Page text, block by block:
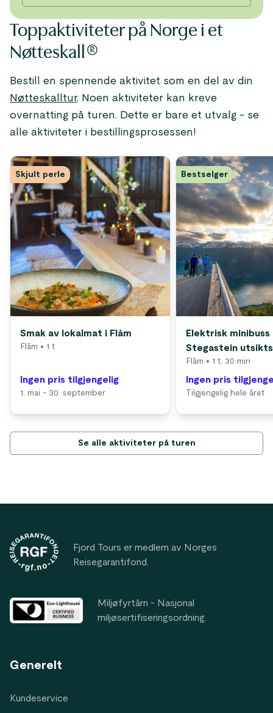
Toppaktiviteter på Norge i et
Nøtteskall®
Bestill en spennende aktivitet som en del av din
Nøtteskalltur. Noen aktiviteter kan kreve
overnatting på turen. Dette er bare et utvalg - se
alle aktiviteter i bestillingsprosessen!
Skjult perle
Smak av lokalmat i Flåm
Flåm • 1 t
Ingen pris tilgjengelig
1. mai - 30. september
Bestselger
Elektrisk
Stegastein
Flåm • 1 t, 30 min
Ingen pris
Tilgjengelig hele året
Se alle aktiviteter på turen
Fjord Tours er medlem av Norges
Reisegarantifond.
Miljøfyrtårn - Nasjonal
miljøsertifiseringsordning.
Generelt
Kundeservice